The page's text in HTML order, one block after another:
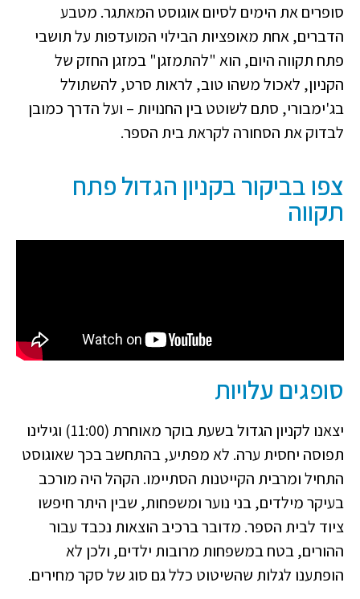
סופרים את הימים לסיום אוגוסט המאתגר. מטבע
הדברים, אחת מאופציות הבילוי המועדפות על תושבי
פתח תקווה היום, הוא "להתמזגן" במזגן החזק של
הקניון, לאכול משהו טוב, לראות סרט, להשתולל
בג'ימבורי, סתם לשוטט בין החנויות – ועל הדרך כמובן
לבדוק את הסחורה לקראת בית הספר.
צפו בביקור בקניון הגדול פתח
תקווה
סופגים עלויות
יצאנו לקניון הגדול בשעת בוקר מאוחרת (11:00) וגילינו
תפוסה יחסית ערה. לא מפתיע, בהתחשב בכך שאוגוסט
התחיל ומרבית הקייטנות הסתיימו. הקהל היה מורכב
בעיקר מילדים, בני נוער ומשפחות, שבין היתר חיפשו
ציוד לבית הספר. מדובר ברכיב הוצאות נכבד עבור
ההורים, בטח במשפחות מרובות ילדים, ולכן לא
הופתענו לגלות שהשיטוט כלל גם סוג של סקר מחירים.